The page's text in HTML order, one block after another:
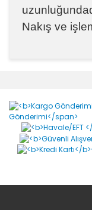
Nakış ve
Ürün resmi
Ürün
Ürün